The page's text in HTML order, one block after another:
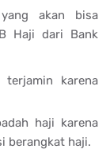
akan bisa
Haji dari Bank
terjamin karena
haji karena
berangkat haji.